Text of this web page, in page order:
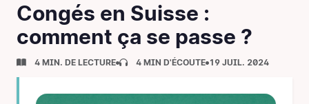
Congés en Suisse :
comment ça se passe ?
4 MIN. DE LECTURE 4 MIN D'ÉCOUTE 19 JUIL. 2024